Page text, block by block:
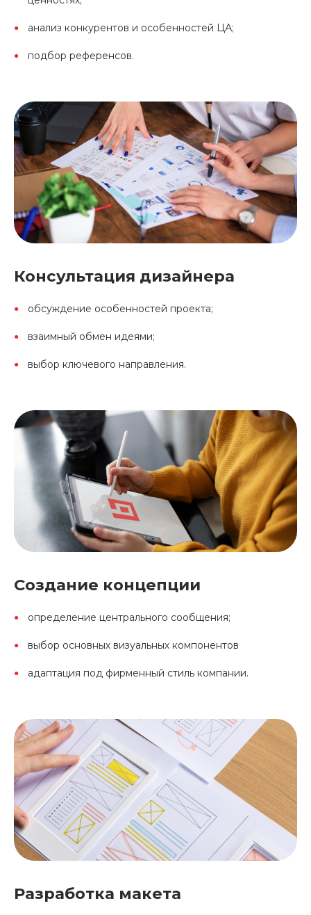
анализ конкурентов и особенностей ЦА;
подбор референсов.
Консультация дизайнера
обсуждение особенностей проекта;
взаимный обмен идеями;
выбор ключевого направления.
Создание концепции
определение центрального сообщения;
выбор основных визуальных компонентов
адаптация под фирменный стиль компании.
Разработка макета